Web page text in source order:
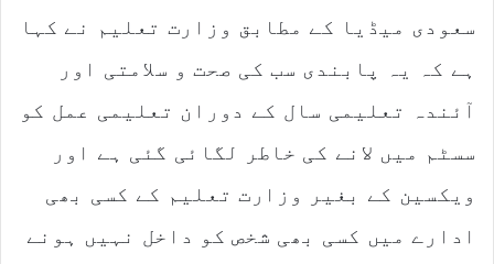
سعودی میڈیا کے مطابق وزارت تعلیم نے کہا
ہے کہ یہ پابندی سب کی صحت و سلامتی اور
آئندہ تعلیمی سال کے دوران تعلیمی عمل کو
سسٹم میں لانے کی خاطر لگائی گئی ہے اور
ویکسین کے بغیر وزارت تعلیم کے کسی بھی
ادارے میں کسی بھی شخص کو داخل نہیں ہونے